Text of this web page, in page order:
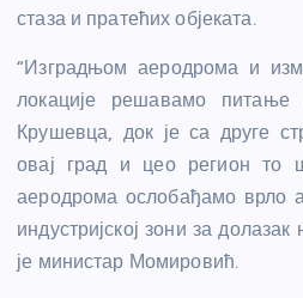
стаза и пратећих објеката.
“Изградњом аеродрома и
локације решавамо
Крушевца, док је са друге
овај град и цео регион то
аеродрома ослобађамо врло
индустријској зони за
је министар Момировић.